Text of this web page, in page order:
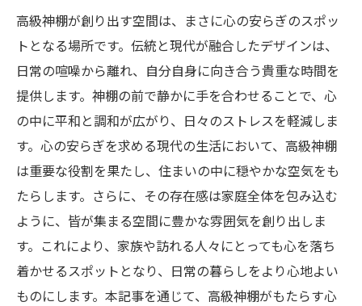
高級神棚が創り出す空間は、まさに心の安らぎのスポッ
トとなる場所です。伝統と現代が融合したデザインは、
日常の喧噪から離れ、自分自身に向き合う貴重な時間を
提供します。神棚の前で静かに手を合わせることで、心
の中に平和と調和が広がり、日々のストレスを軽減しま
す。心の安らぎを求める現代の生活において、高級神棚
は重要な役割を果たし、住まいの中に穏やかな空気をも
たらします。さらに、その存在感は家庭全体を包み込む
ように、皆が集まる空間に豊かな雰囲気を創り出しま
す。これにより、家族や訪れる人々にとっても心を落ち
着かせるスポットとなり、日常の暮らしをより心地よい
ものにします。本記事を通じて、高級神棚がもたらす心